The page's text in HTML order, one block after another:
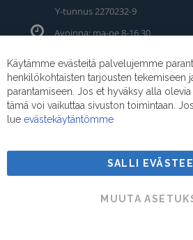
Y-tunnus 2270232-9
Avoinna: ma-pe 8-16.30
Puhelin/Whatsapp:
Sähköposti:
Käytämme evästeitä palvelujemme
henkilökohtaisten tarjousten tekemiseen
parantamiseen. Jos et hyväksy alla olevia
tämä voi vaikuttaa sivuston toimintaan.
lue evästekäytäntömme
SALLI
MUUTA